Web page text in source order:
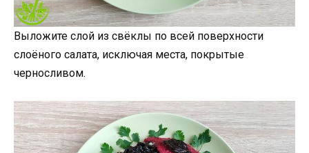
Выложите слой из свёклы по всей поверхности
слоёного салата, исключая места, покрытые
черносливом.